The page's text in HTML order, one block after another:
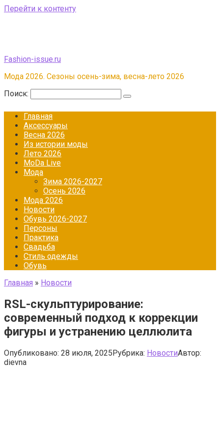
Перейти к контенту
Fashion-issue.ru
Мода 2026. Сезоны осень-зима, весна-лето 2026
Поиск:
Главная
Аксессуары
Весна 2026
Из истории моды
Лето 2026
МоDа Live
Мода
Зима 2026-2027
Осень 2026
Мода 2026
Новости
Обувь 2026-2027
Персоны
Практика
Свадьба
Стиль одежды
Обувь
Главная » Новости
RSL-скульптурирование:
современный подход к коррекции
фигуры и устранению целлюлита
Опубликовано: 28 июля, 2025Рубрика: НовостиАвтор:
dievna